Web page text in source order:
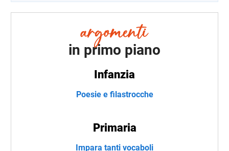
in primo piano
Infanzia
Poesie e filastrocche
Primaria
Impara tanti vocaboli